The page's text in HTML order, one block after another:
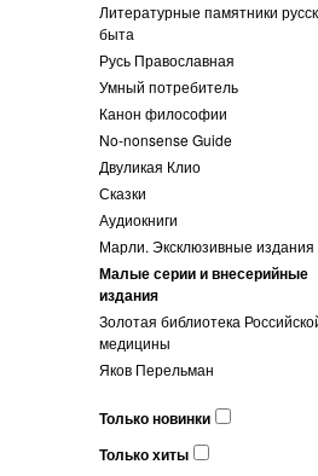
Литературные памятники
быта
Русь Православная
Умный потребитель
Канон философии
No-nonsense Guide
Двуликая Клио
Сказки
Аудиокниги
Марли. Эксклюзивные издания
Малые серии и внесерийные
издания
Золотая библиотека
медицины
Яков Перельман
Только новинки
Только хиты